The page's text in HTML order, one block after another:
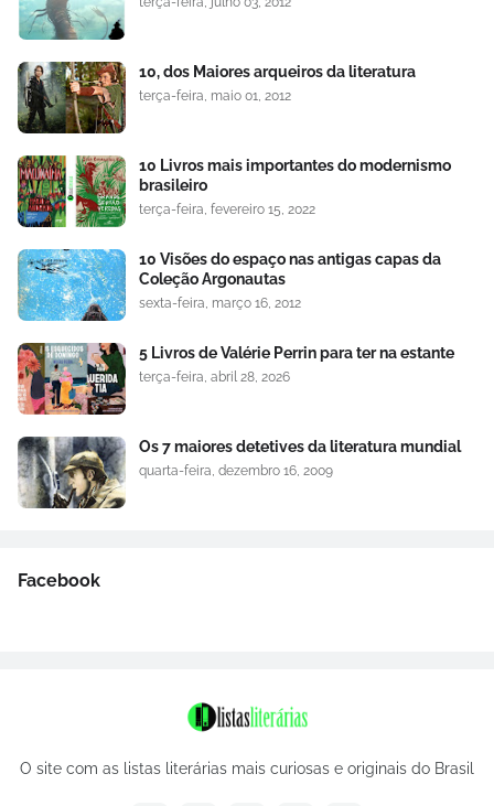
10, dos Maiores arqueiros da literatura
terça-feira, maio 01, 2012
10 Livros mais importantes do modernismo
brasileiro
terça-feira, fevereiro 15, 2022
10 Visões do espaço nas antigas capas da
Coleção Argonautas
sexta-feira, março 16, 2012
5 Livros de Valérie Perrin para ter na estante
terça-feira, abril 28, 2026
Os 7 maiores detetives da literatura mundial
quarta-feira, dezembro 16, 2009
Facebook
O site com as listas literárias mais curiosas e originais do Brasil